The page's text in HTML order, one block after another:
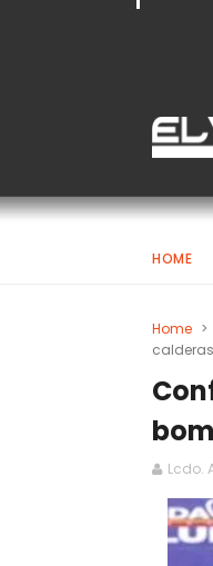
HOME
Home >
Lcdo.